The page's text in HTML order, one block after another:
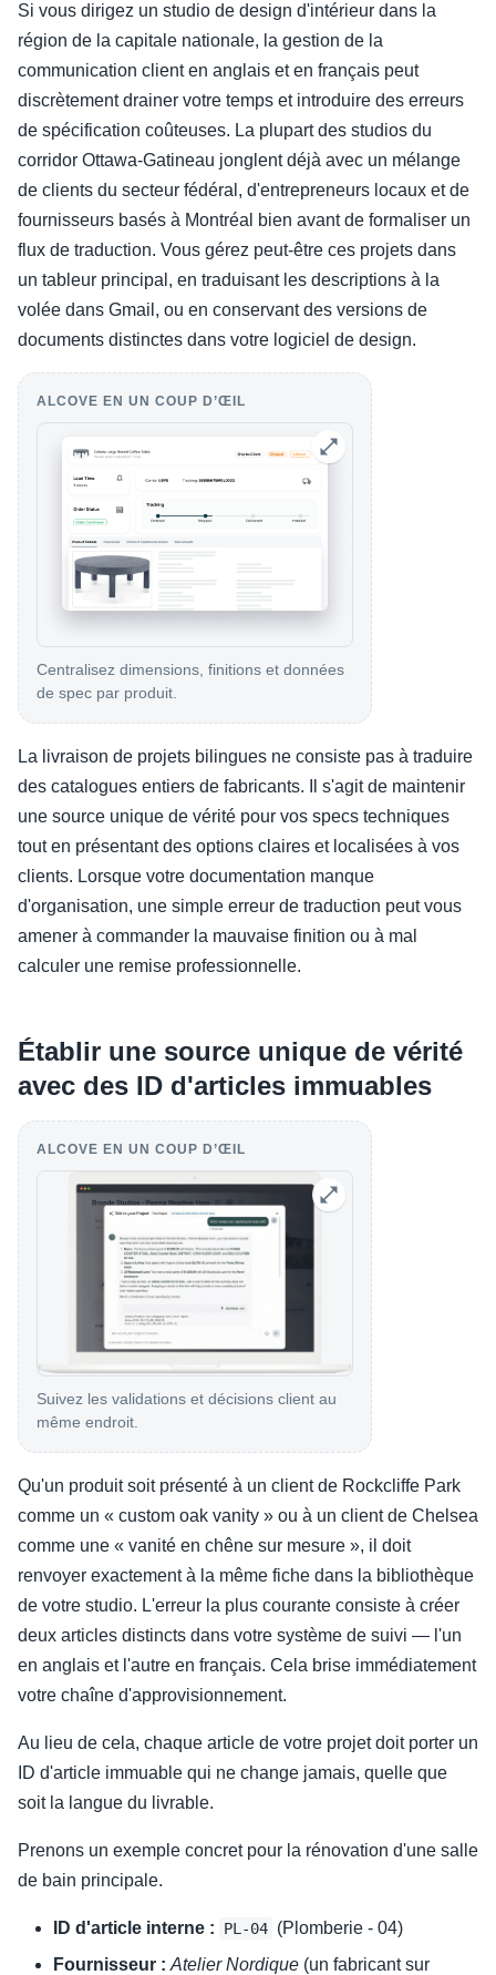
Si vous dirigez un studio de design d'intérieur dans la
région de la capitale nationale, la gestion de la
communication client en anglais et en français peut
discrètement drainer votre temps et introduire des erreurs
de spécification coûteuses. La plupart des studios du
corridor Ottawa-Gatineau jonglent déjà avec un mélange
de clients du secteur fédéral, d'entrepreneurs locaux et de
fournisseurs basés à Montréal bien avant de formaliser un
flux de traduction. Vous gérez peut-être ces projets dans
un tableur principal, en traduisant les descriptions à la
volée dans Gmail, ou en conservant des versions de
documents distinctes dans votre logiciel de design.
ALCOVE EN UN COUP D’ŒIL
Centralisez dimensions, finitions et données
de spec par produit.
La livraison de projets bilingues ne consiste pas à traduire
des catalogues entiers de fabricants. Il s'agit de maintenir
une source unique de vérité pour vos specs techniques
tout en présentant des options claires et localisées à vos
clients. Lorsque votre documentation manque
d'organisation, une simple erreur de traduction peut vous
amener à commander la mauvaise finition ou à mal
calculer une remise professionnelle.
Établir une source unique de vérité
avec des ID d'articles immuables
ALCOVE EN UN COUP D’ŒIL
Suivez les validations et décisions client au
même endroit.
Qu'un produit soit présenté à un client de Rockcliffe Park
comme un « custom oak vanity » ou à un client de Chelsea
comme une « vanité en chêne sur mesure », il doit
renvoyer exactement à la même fiche dans la bibliothèque
de votre studio. L'erreur la plus courante consiste à créer
deux articles distincts dans votre système de suivi — l'un
en anglais et l'autre en français. Cela brise immédiatement
votre chaîne d'approvisionnement.
Au lieu de cela, chaque article de votre projet doit porter un
ID d'article immuable qui ne change jamais, quelle que
soit la langue du livrable.
Prenons un exemple concret pour la rénovation d'une salle
de bain principale.
ID d'article interne : PL-04 (Plomberie - 04)
Fournisseur : Atelier Nordique (un fabricant sur